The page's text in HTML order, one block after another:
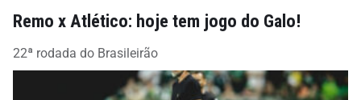
Remo x Atlético: hoje tem jogo do Galo!
22ª rodada do Brasileirão